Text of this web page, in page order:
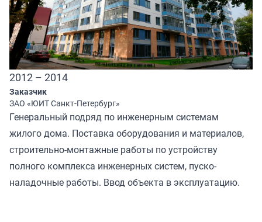
2012 – 2014
Заказчик
ЗАО «ЮИТ Санкт-Петербург»
Генеральный подряд по инженерным системам
жилого дома. Поставка оборудования и материалов,
строительно-монтажные работы по устройству
полного комплекса инженерных систем, пуско-
наладочные работы. Ввод объекта в эксплуатацию.